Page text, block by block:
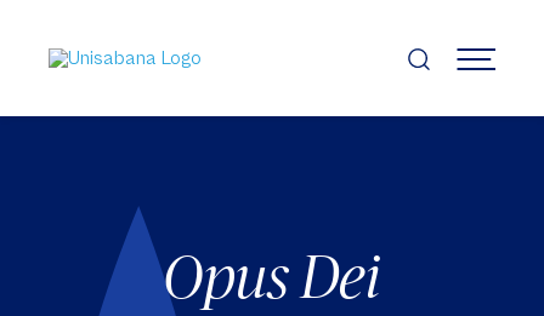
contenido
principal
MENÚ
Opus Dei